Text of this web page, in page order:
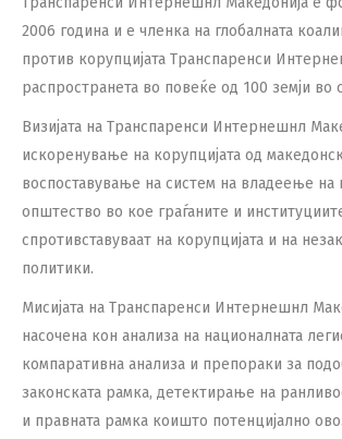
2006 година и е членка на глобалната
против корупцијата Транспаренси
распространета во повеќе од 100 земји во
Визијата на Транспаренси Интернешнл
искоренување на корупцијата од
воспоставување на систем на владеење на
општество во кое граѓаните и
спротивставуваат на корупцијата и на
политики.
Мисијата на Транспаренси Интернешнл
насочена кон aнализа на националната
компаративна анализа и препораки за
законската рамка, детектирање на
и правната рамка коишто потенцијално